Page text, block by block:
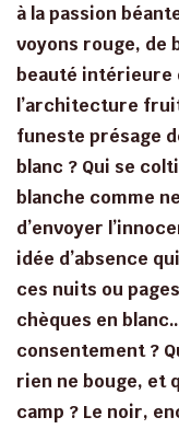
à la passion
voyons rouge, de
beauté intérieure
l’architecture
funeste présage
blanc ? Qui se
blanche comme
d’envoyer
idée d’absence
ces nuits ou
chèques en
consentement ?
rien ne bouge, et
camp ? Le noir,